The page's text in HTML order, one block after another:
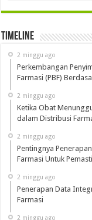
Timeline
2 minggu ago
Perkembangan
Farmasi (PBF)
2 minggu ago
Ketika Obat
dalam Distribusi
2 minggu ago
Pentingnya
Farmasi Untuk
2 minggu ago
Penerapan Data
Farmasi
2 minggu ago